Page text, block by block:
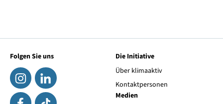
Folgen Sie uns
Die Initiative
Über klimaaktiv
Kontaktpersonen
Medien